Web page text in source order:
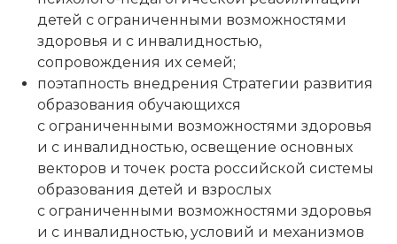
детей с ограниченными возможностями
здоровья и с инвалидностью,
сопровождения их семей;
поэтапность внедрения Стратегии развития
образования обучающихся
с ограниченными возможностями здоровья
и с инвалидностью, освещение основных
векторов и точек роста российской системы
образования детей и взрослых
с ограниченными возможностями здоровья
и с инвалидностью, условий и механизмов